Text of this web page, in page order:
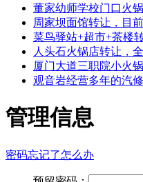
董家幼师学校门口火
周家坝面馆转让，目
菜鸟驿站+超市+茶楼
人头石火锅店转让，
厦门大道三职院小火
观音岩经营多年的汽
管理信息
密码忘记了怎么办